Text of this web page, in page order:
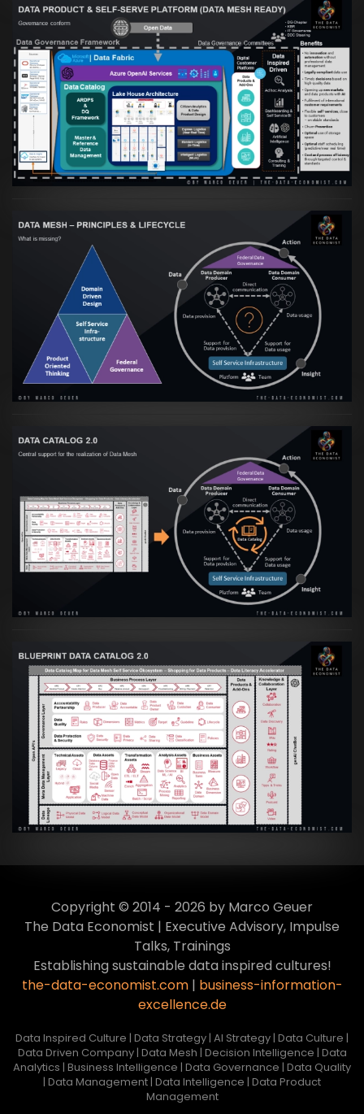
Artikel:Warum eine Data Governance
orientierte Data Fabric essenziell für
skalierbare qualitative Datenprodukte ist
VIEW
Artikel:Data Mesh Ökosysteme: Die
Transformation zur Data Inspired Human
Culture
VIEW
Artikel:Data Mesh Ökosysteme: Die
Transformation zur Data Inspired Human
Culture
VIEW
Artikel:Data Mesh Ökosysteme: Die
Transformation zur Data Inspired Human
Culture
VIEW
Copyright © 2014 - 2026 by Marco Geuer
The Data Economist | Executive Advisory, Impulse
Talks, Trainings
Establishing sustainable data inspired cultures!
the-data-economist.com| business-information-
excellence.de
Data Inspired Culture | Data Strategy | AI Strategy | Data Culture |
Data Driven Company | Data Mesh | Decision Intelligence | Data
Analytics | Business Intelligence | Data Governance | Data Quality
| Data Management | Data Intelligence | Data Product
Management